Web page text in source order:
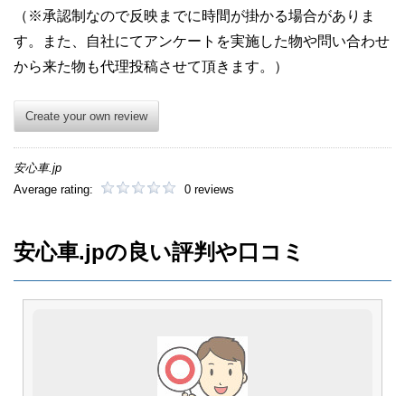
（※承認制なので反映までに時間が掛かる場合がありま
す。また、自社にてアンケートを実施した物や問い合わせ
から来た物も代理投稿させて頂きます。）
Create your own review
安心車.jp
Average rating:
0 reviews
安心車.jpの良い評判や口コミ